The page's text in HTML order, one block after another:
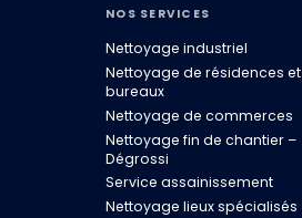
NOS SERVICES
Nettoyage industriel
Nettoyage de résidences et
bureaux
Nettoyage de commerces
Nettoyage fin de chantier –
Dégrossi
Service assainissement
Nettoyage lieux spécialisés